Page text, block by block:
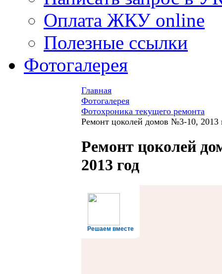
Оплата ЖКУ online
Полезные ссылки
Фотогалерея
Главная
Фотогалерея
Фотохроника текущего ремонта
Ремонт цоколей домов №3-10, 2013
Ремонт цоколей
2013 год
Решаем вместе